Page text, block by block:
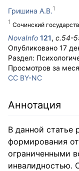
Гришина А.В.
Сочинский
NovaInfo 121, с.54-
Опубликовано 17
Раздел:
Просмотров за
CC BY-NC
Аннотация
В данной статье
формирования
ограниченными
инвалидностью.